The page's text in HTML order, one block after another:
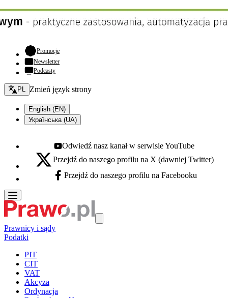
Promocje- otwiera się w nowej karcie
Newsletter
Podcasty
Zmień język - bieżący:
PL Zmień język strony
English (EN)
Українська (UA)
Youtube - otwiera się w nowej karcie
Odwiedź nasz kanał w serwisie YouTube
X - otwiera się w nowej karcie
Przejdź do naszego profilu na X (dawniej Twitter)
Facebook - otwiera się w nowej karcie
Przejdź do naszego profilu na Facebooku
Prawnicy i sądy
Podatki
PIT
CIT
VAT
Akcyza
Ordynacja